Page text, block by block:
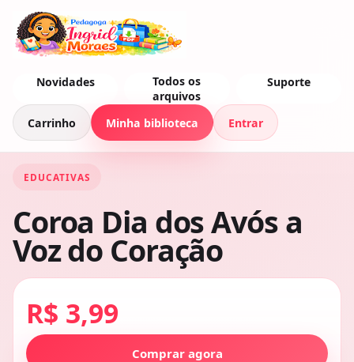
Novidades
Todos os
arquivos
Suporte
Carrinho Minha biblioteca Entrar
EDUCATIVAS
Coroa Dia dos Avós a
Voz do Coração
R$ 3,99
Comprar agora